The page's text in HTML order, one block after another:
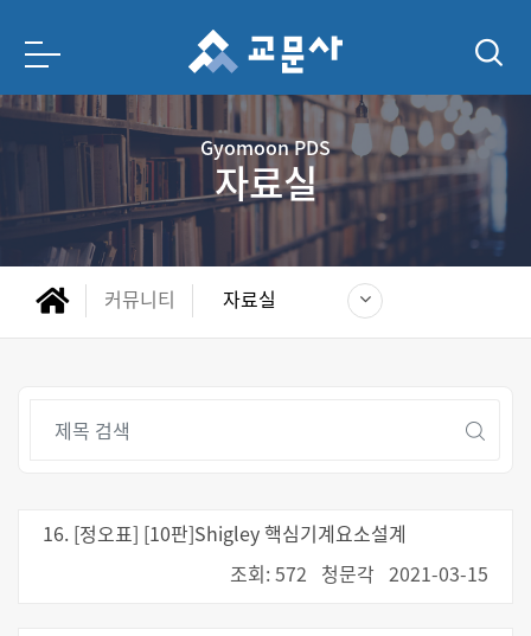
Gyomoon PDS
자료실
커뮤니티 자료실
16. [정오표] [10판]Shigley 핵심기계요소설계
조회: 572 청문각 2021-03-15